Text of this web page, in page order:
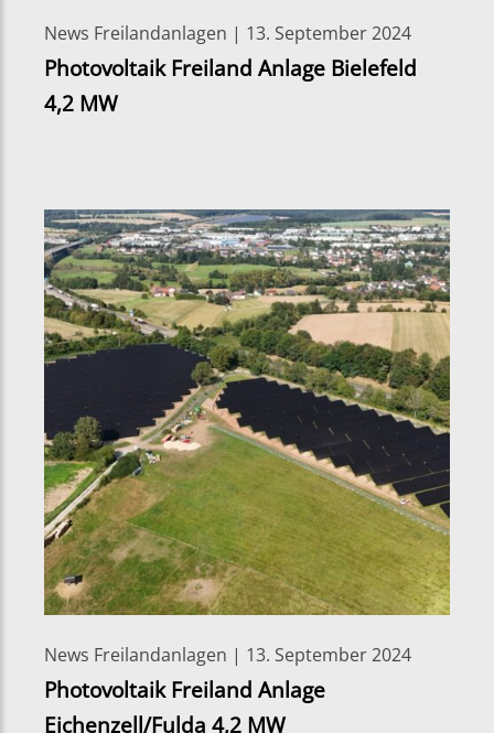
News Freilandanlagen | 13. September 2024
Photovoltaik Freiland Anlage Bielefeld
4,2 MW
News Freilandanlagen | 13. September 2024
Photovoltaik Freiland Anlage
Eichenzell/Fulda 4,2 MW